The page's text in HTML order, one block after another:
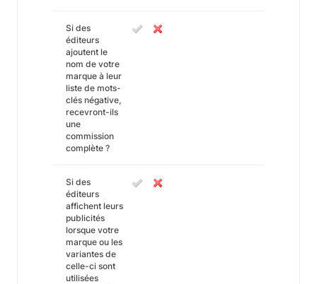
Si des
éditeurs
ajoutent le
nom de votre
marque à leur
liste de mots-
clés négative,
recevront-ils
une
commission
complète ?
Si des
éditeurs
affichent leurs
publicités
lorsque votre
marque ou les
variantes de
celle-ci sont
utilisées